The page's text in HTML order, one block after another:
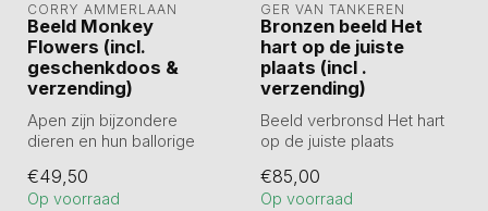
CORRY AMMERLAAN
Beeld Monkey
Flowers (incl.
geschenkdoos &
verzending)
Apen zijn bijzondere
dieren en hun ballorige
stemt vaak v...
€49,50
Op voorraad
GER VAN TANKEREN
Bronzen beeld Het
hart op de juiste
plaats (incl .
verzending)
Beeld verbronsd Het hart
op de juiste plaats
€85,00
Op voorraad